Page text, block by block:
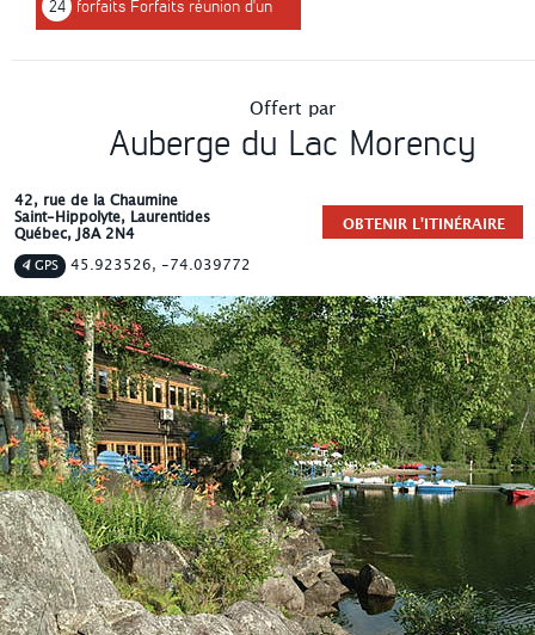
24 forfaits Forfaits réunion d'un
Offert par
Auberge du Lac Morency
42, rue de la Chaumine
Saint-Hippolyte, Laurentides
Québec, J8A 2N4
GPS 45.923526, -74.039772
OBTENIR L'ITINÉRAIRE